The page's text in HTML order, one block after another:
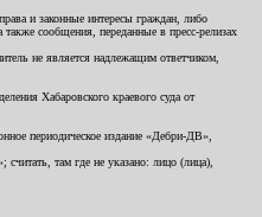
и законные интересы граждан, либо
сообщения, переданные в пресс-релизах
не является надлежащим ответчиком,
Хабаровского краевого суда от
периодическое издание «Дебри-ДВ»,
там где не указано: лицо (лица),